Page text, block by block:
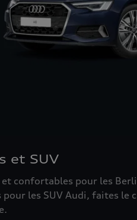
et SUV
et confortables pour les
pour les SUV Audi, faites le